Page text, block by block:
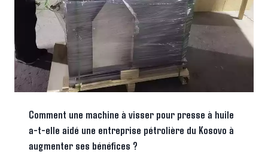
Comment une machine à visser pour presse à huile
a-t-elle aidé une entreprise pétrolière du Kosovo à
augmenter ses bénéfices ?